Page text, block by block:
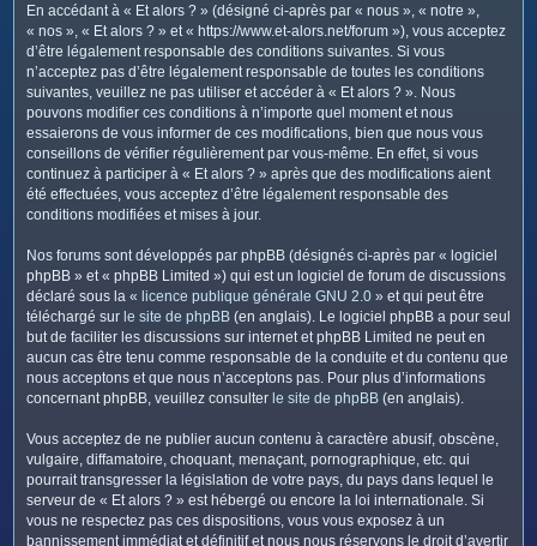
En accédant à « Et alors ? » (désigné ci-après par « nous », « notre »,
« nos », « Et alors ? » et « https://www.et-alors.net/forum »), vous acceptez
d’être légalement responsable des conditions suivantes. Si vous
n’acceptez pas d’être légalement responsable de toutes les conditions
suivantes, veuillez ne pas utiliser et accéder à « Et alors ? ». Nous
pouvons modifier ces conditions à n’importe quel moment et nous
essaierons de vous informer de ces modifications, bien que nous vous
conseillons de vérifier régulièrement par vous-même. En effet, si vous
continuez à participer à « Et alors ? » après que des modifications aient
été effectuées, vous acceptez d’être légalement responsable des
conditions modifiées et mises à jour.
Nos forums sont développés par phpBB (désignés ci-après par « logiciel
phpBB » et « phpBB Limited ») qui est un logiciel de forum de discussions
déclaré sous la « licence publique générale GNU 2.0 » et qui peut être
téléchargé sur le site de phpBB (en anglais). Le logiciel phpBB a pour seul
but de faciliter les discussions sur internet et phpBB Limited ne peut en
aucun cas être tenu comme responsable de la conduite et du contenu que
nous acceptons et que nous n’acceptons pas. Pour plus d’informations
concernant phpBB, veuillez consulter le site de phpBB (en anglais).
Vous acceptez de ne publier aucun contenu à caractère abusif, obscène,
vulgaire, diffamatoire, choquant, menaçant, pornographique, etc. qui
pourrait transgresser la législation de votre pays, du pays dans lequel le
serveur de « Et alors ? » est hébergé ou encore la loi internationale. Si
vous ne respectez pas ces dispositions, vous vous exposez à un
bannissement immédiat et définitif et nous nous réservons le droit d’avertir